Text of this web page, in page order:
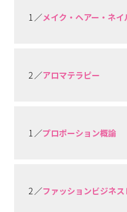
1 ／メイク・ヘアー・ネイ
2 ／アロマテラピー
1 ／プロポーション概論
2 ／ファッションビジネ